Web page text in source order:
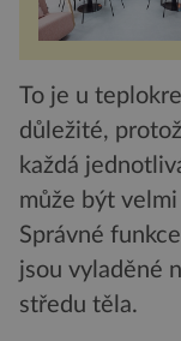
To je u
důležité,
každá
může být
Správné
jsou vyladěné
středu těla.